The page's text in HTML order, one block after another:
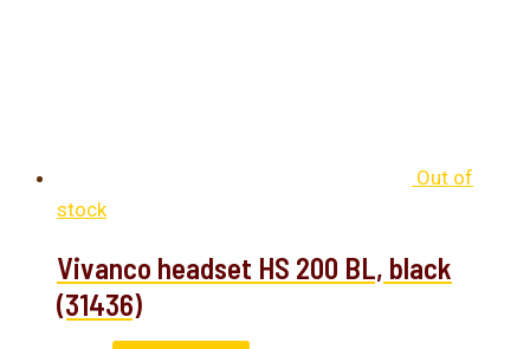
Out of
stock
Vivanco headset HS 200 BL, black
(31436)